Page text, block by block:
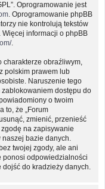
Oprogramowanie jest
. Oprogramowanie phpBB
nie kontrolują tekstów
informacji o phpBB
.
obraźliwym,
polskim prawem lub
Naruszenie tego
zablokowaniem dostępu do
o twoim
to, że „Forum
zmienić, przenieść
na zapisywanie
bazie danych.
twojej zgody, ale ani
ponosi odpowiedzialności
do kradzieży danych.